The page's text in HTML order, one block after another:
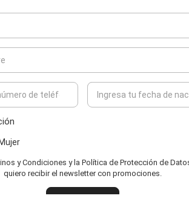
Mujer
y Condiciones y la Política de Protección de
quiero recibir el newsletter con promociones.